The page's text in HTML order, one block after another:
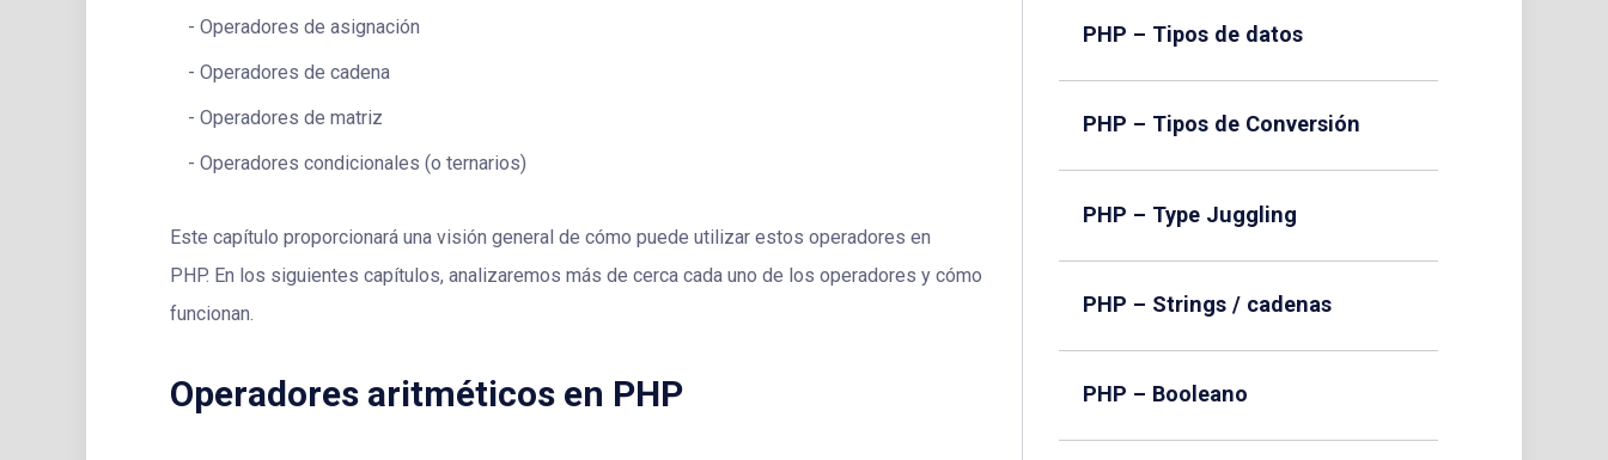
Operadores de asignación
Operadores de cadena
Operadores de matriz
Operadores condicionales (o ternarios)
Este capítulo proporcionará una visión general de cómo puede utilizar estos operadores en
PHP. En los siguientes capítulos, analizaremos más de cerca cada uno de los operadores y cómo
funcionan.
Operadores aritméticos en PHP
PHP – Tipos de datos
PHP – Tipos de Conversión
PHP – Type Juggling
PHP – Strings / cadenas
PHP – Booleano